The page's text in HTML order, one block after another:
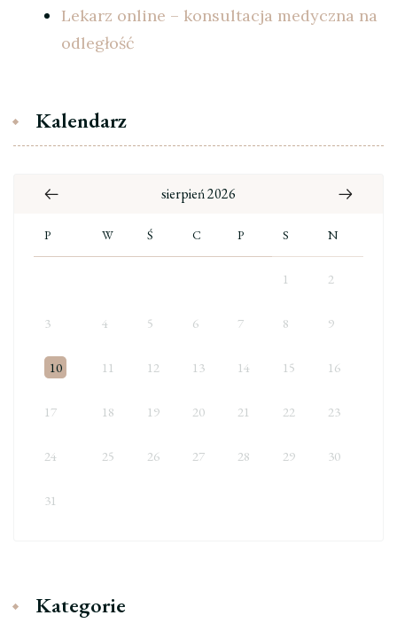
Lekarz online – konsultacja medyczna na
odległość
Kalendarz
sierpień 2026
P W Ś C P S N
1 2
3 4 5 6 7 8 9
10 11 12 13 14 15 16
17 18 19 20 21 22 23
24 25 26 27 28 29 30
31
Kategorie